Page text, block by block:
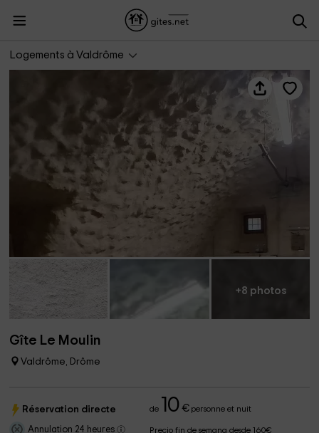
Logements à Valdrôme
+8 photos
Gîte Le Moulin
Valdrôme, Drôme
Réservation directe de 10 €personne et nuit
Annulation 24 heures Precio fin de semana desde 160€